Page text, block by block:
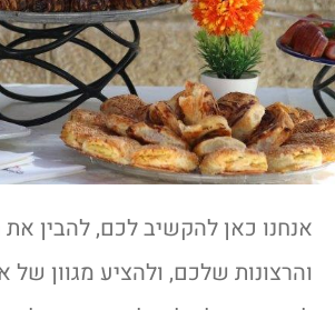
אנחנו כאן להקשיב לכם, להבין
והרצונות שלכם, ולהציע מגוון של